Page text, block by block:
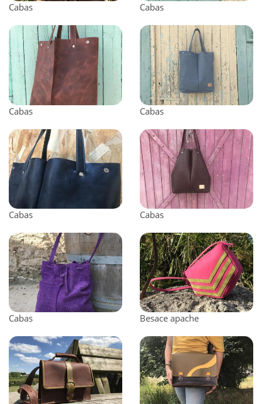
Cabas Cabas
Cabas Cabas
Cabas Cabas
Cabas Besace apache